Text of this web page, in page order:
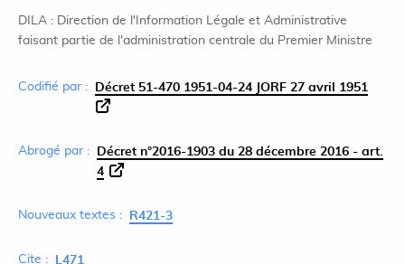
DILA : Direction de l'Information Légale et Administrative
faisant partie de l'administration centrale du Premier Ministre
Codifié par : Décret 51-470 1951-04-24 JORF 27 avril 1951
Abrogé par :
Décret n°2016-1903 du 28 décembre 2016 - art.
4
Nouveaux textes : R421-3
Cite : L471